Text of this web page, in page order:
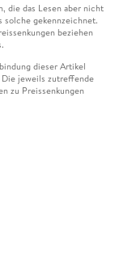
die das Lesen aber nicht
solche gekennzeichnet.
beziehen
dieser Artikel
Die jeweils zutreffende
zu Preissenkungen